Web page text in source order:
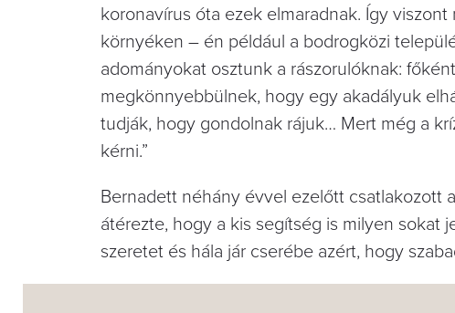
koronavírus óta ezek elmaradnak. Így
környéken – én például a bodrogközi
adományokat osztunk a rászorulóknak:
megkönnyebbülnek, hogy egy akadályuk
tudják, hogy gondolnak rájuk… Mert még a
kérni.”
Bernadett néhány évvel ezelőtt csatlakozott
átérezte, hogy a kis segítség is milyen
szeretet és hála jár cserébe azért, hogy